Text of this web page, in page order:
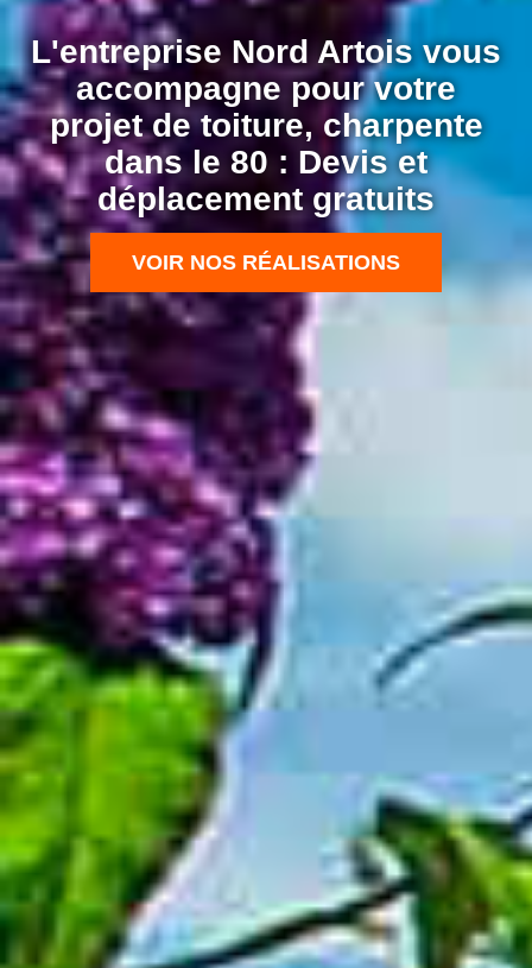
L'entreprise Nord Artois vous
accompagne pour votre
projet de toiture, charpente
dans le 80 : Devis et
déplacement gratuits
VOIR NOS RÉALISATIONS